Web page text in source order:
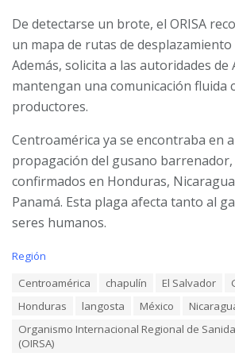
De detectarse un brote, el ORISA
un mapa de rutas de desplazamiento
Además, solicita a las autoridades
mantengan una comunicación fluida
productores.
Centroamérica ya se encontraba en
propagación del gusano barrenador,
confirmados en Honduras,
Panamá. Esta plaga afecta tanto al
seres humanos.
C
Región
Centroamérica chapulín El Salvador
Honduras
langosta México
Organismo Internacional Regional de
(OIRSA)